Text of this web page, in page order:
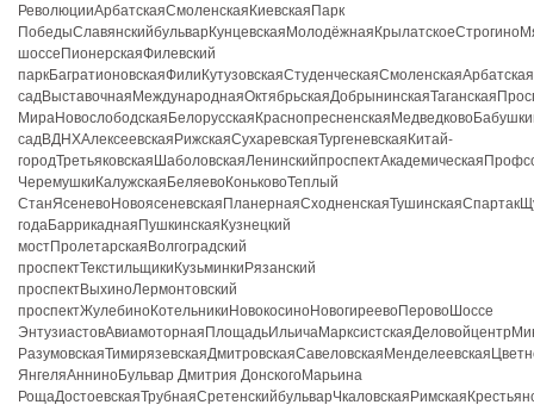
РеволюцииАрбатскаяСмоленскаяКиевскаяПарк
шоссеПионерскаяФилевский
садВДНХАлексеевскаяРижскаяСухаревскаяТургеневскаяКитай-
ЧеремушкиКалужскаяБеляевоКоньковоТеплый
годаБаррикаднаяПушкинскаяКузнецкий
мостПролетарскаяВолгоградский
проспектТекстильщикиКузьминкиРязанский
проспектВыхиноЛермонтовский
проспектЖулебиноКотельникиНовокосиноНовогиреевоПеровоШоссе
ЯнгеляАнниноБульвар Дмитрия ДонскогоМарьина